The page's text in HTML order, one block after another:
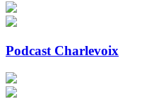
Podcast Charlevoix